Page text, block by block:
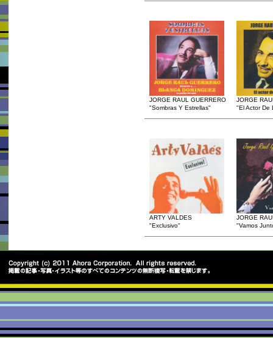
JORGE RAUL GUERRERO
"Sombras Y Estrellas"
JORGE
"El Actor De
ARTY VALDES
"Exclusivo"
JORGE
"Vamos